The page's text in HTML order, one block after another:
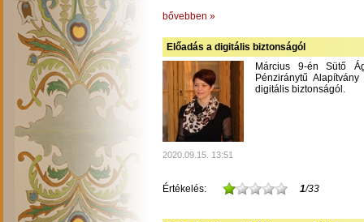
bővebben »
Előadás a digitális biztonságól
Március 9-én Sütő
Pénziránytű
digitális biztonságól.
2020.09.15. 13:51
Értékelés: 1/33